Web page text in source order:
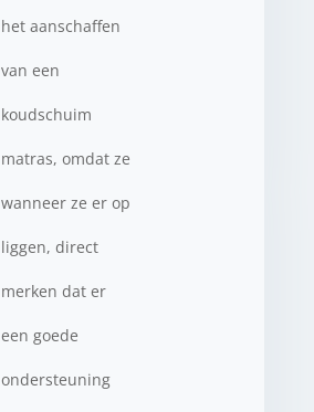
het aanschaffen
van een
koudschuim
matras, omdat ze
wanneer ze er op
liggen, direct
merken dat er
een goede
ondersteuning